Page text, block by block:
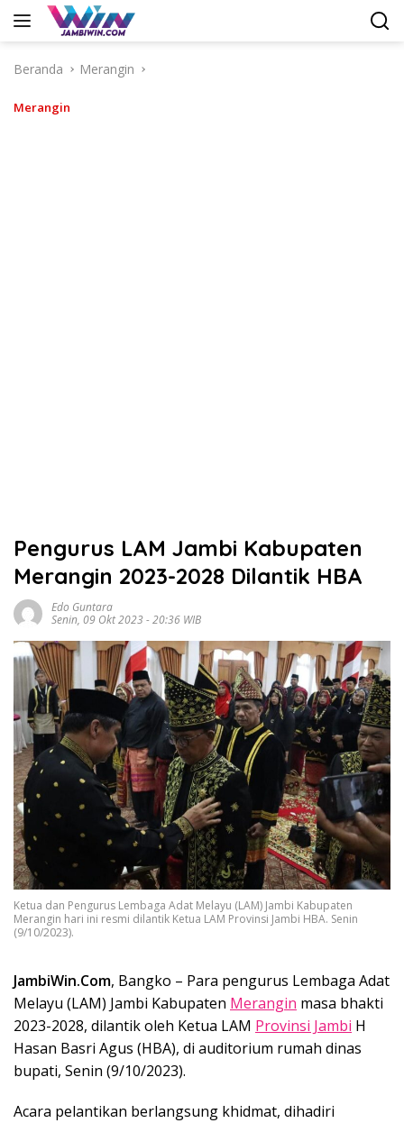
Langsung
Beranda
Merangin
Merangin
Pengurus LAM Jambi Kabupaten
Merangin 2023-2028 Dilantik HBA
Edo Guntara
Senin, 09 Okt 2023 - 20:36 WIB
Ketua dan Pengurus Lembaga Adat Melayu (LAM) Jambi Kabupaten
Merangin hari ini resmi dilantik Ketua LAM Provinsi Jambi HBA. Senin
(9/10/2023).
JambiWin.Com, Bangko – Para pengurus Lembaga Adat
Melayu (LAM) Jambi Kabupaten Merangin masa bhakti
2023-2028, dilantik oleh Ketua LAM Provinsi Jambi H
Hasan Basri Agus (HBA), di auditorium rumah dinas
bupati, Senin (9/10/2023).
Acara pelantikan berlangsung khidmat, dihadiri